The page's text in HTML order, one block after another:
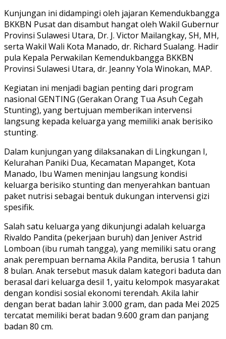
Kunjungan ini didampingi oleh jajaran Kemendukbangga
BKKBN Pusat dan disambut hangat oleh Wakil Gubernur
Provinsi Sulawesi Utara, Dr. J. Victor Mailangkay, SH, MH,
serta Wakil Wali Kota Manado, dr. Richard Sualang. Hadir
pula Kepala Perwakilan Kemendukbangga BKKBN
Provinsi Sulawesi Utara, dr. Jeanny Yola Winokan, MAP.
Kegiatan ini menjadi bagian penting dari program
nasional GENTING (Gerakan Orang Tua Asuh Cegah
Stunting), yang bertujuan memberikan intervensi
langsung kepada keluarga yang memiliki anak berisiko
stunting.
Dalam kunjungan yang dilaksanakan di Lingkungan I,
Kelurahan Paniki Dua, Kecamatan Mapanget, Kota
Manado, Ibu Wamen meninjau langsung kondisi
keluarga berisiko stunting dan menyerahkan bantuan
paket nutrisi sebagai bentuk dukungan intervensi gizi
spesifik.
Salah satu keluarga yang dikunjungi adalah keluarga
Rivaldo Pandita (pekerjaan buruh) dan Jeniver Astrid
Lomboan (ibu rumah tangga), yang memiliki satu orang
anak perempuan bernama Akila Pandita, berusia 1 tahun
8 bulan. Anak tersebut masuk dalam kategori baduta dan
berasal dari keluarga desil 1, yaitu kelompok masyarakat
dengan kondisi sosial ekonomi terendah. Akila lahir
dengan berat badan lahir 3.000 gram, dan pada Mei 2025
tercatat memiliki berat badan 9.600 gram dan panjang
badan 80 cm.